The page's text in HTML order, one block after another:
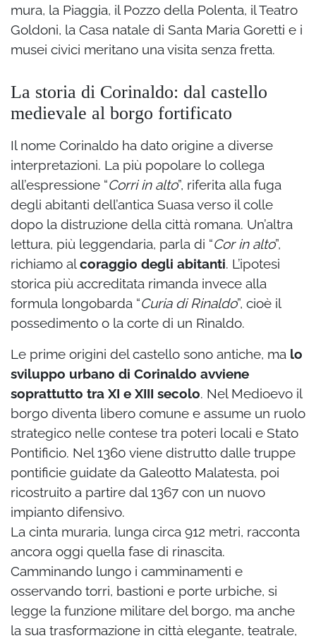
mura, la Piaggia, il Pozzo della Polenta, il Teatro
Goldoni, la Casa natale di Santa Maria Goretti e i
musei civici meritano una visita senza fretta.
La storia di Corinaldo: dal castello
medievale al borgo fortificato
Il nome Corinaldo ha dato origine a diverse
interpretazioni. La più popolare lo collega
all’espressione “Corri in alto”, riferita alla fuga
degli abitanti dell’antica Suasa verso il colle
dopo la distruzione della città romana. Un’altra
lettura, più leggendaria, parla di “Cor in alto”,
richiamo alcoraggio degli abitanti. L’ipotesi
storica più accreditata rimanda invece alla
formula longobarda “Curia di Rinaldo”, cioè il
possedimento o la corte di un Rinaldo.
Le prime origini del castello sono antiche, ma lo
sviluppo urbano di Corinaldo avviene
soprattutto tra XI e XIII secolo. Nel Medioevo il
borgo diventa libero comune e assume un ruolo
strategico nelle contese tra poteri locali e Stato
Pontificio. Nel 1360 viene distrutto dalle truppe
pontificie guidate da Galeotto Malatesta, poi
ricostruito a partire dal 1367 con un nuovo
impianto difensivo.
La cinta muraria, lunga circa 912 metri, racconta
ancora oggi quella fase di rinascita.
Camminando lungo i camminamenti e
osservando torri, bastioni e porte urbiche, si
legge la funzione militare del borgo, ma anche
la sua trasformazione in città elegante, teatrale,